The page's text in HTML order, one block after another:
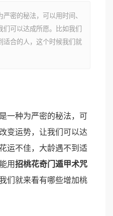
密的秘法，可以用时间、
们可以达成所愿。比如我们
适合的人，这个时候我们就
种为严密的秘法，可
变运势，让我们可以达
运不佳，大龄遇不到适
用招桃花奇门遁甲术咒
们就来看有哪些增加桃